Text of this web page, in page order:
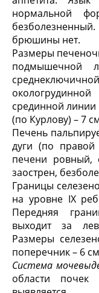
нормальной
брюшины нет.
Размеры
срединной линии
(по Курлову) – 7
Печень
дуги (по
печени ровный,
заострен,
Границы
на уровне IХ
Передняя
выходит за
Размеры
поперечник – 6
Система
области почек